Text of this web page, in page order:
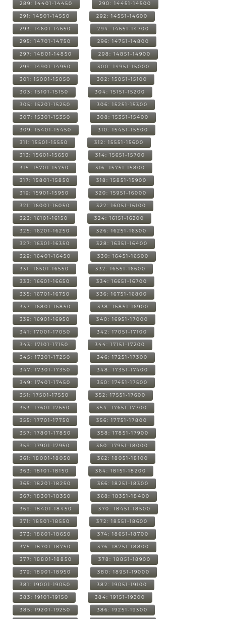
289: 14401-14450 290: 14451-14500
291: 14501-14550 292: 14551-14600
293: 14601-14650 294: 14651-14700
295: 14701-14750 296: 14751-14800
297: 14801-14850 298: 14851-14900
299: 14901-14950 300: 14951-15000
301: 15001-15050 302: 15051-15100
303: 15101-15150 304: 15151-15200
305: 15201-15250 306: 15251-15300
307: 15301-15350 308: 15351-15400
309: 15401-15450 310: 15451-15500
311: 15501-15550 312: 15551-15600
313: 15601-15650 314: 15651-15700
315: 15701-15750 316: 15751-15800
317: 15801-15850 318: 15851-15900
319: 15901-15950 320: 15951-16000
321: 16001-16050 322: 16051-16100
323: 16101-16150 324: 16151-16200
325: 16201-16250 326: 16251-16300
327: 16301-16350 328: 16351-16400
329: 16401-16450 330: 16451-16500
331: 16501-16550 332: 16551-16600
333: 16601-16650 334: 16651-16700
335: 16701-16750 336: 16751-16800
337: 16801-16850 338: 16851-16900
339: 16901-16950 340: 16951-17000
341: 17001-17050 342: 17051-17100
343: 17101-17150 344: 17151-17200
345: 17201-17250 346: 17251-17300
347: 17301-17350 348: 17351-17400
349: 17401-17450 350: 17451-17500
351: 17501-17550 352: 17551-17600
353: 17601-17650 354: 17651-17700
355: 17701-17750 356: 17751-17800
357: 17801-17850 358: 17851-17900
359: 17901-17950 360: 17951-18000
361: 18001-18050 362: 18051-18100
363: 18101-18150 364: 18151-18200
365: 18201-18250 366: 18251-18300
367: 18301-18350 368: 18351-18400
369: 18401-18450 370: 18451-18500
371: 18501-18550 372: 18551-18600
373: 18601-18650 374: 18651-18700
375: 18701-18750 376: 18751-18800
377: 18801-18850 378: 18851-18900
379: 18901-18950 380: 18951-19000
381: 19001-19050 382: 19051-19100
383: 19101-19150 384: 19151-19200
385: 19201-19250 386: 19251-19300